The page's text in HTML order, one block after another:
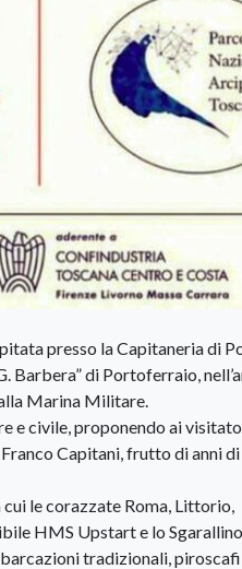
presso la Capitaneria di
Barbera” di Portoferraio,
Marina Militare.
e civile, proponendo ai
Capitani, frutto di anni di
le corazzate Roma, Littorio,
HMS Upstart e lo
tradizionali,